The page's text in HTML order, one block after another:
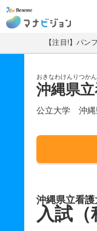
マナビ
【注目!】パン
おきなわけんりつか
沖縄県
公立大学 沖縄
沖縄県立看護
入試（